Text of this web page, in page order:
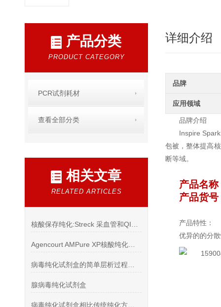
产品分类
PRODUCT CATEGORY
PCR试剂耗材
查看全部分类
相关文章
RELATED ARTICLES
腺病毒纯化试剂盒
详细介绍
品牌
应用领域
品牌介绍
Inspire
包被，整体提高
断等域。
产品名称
产品货
产品特性：
优异的的分